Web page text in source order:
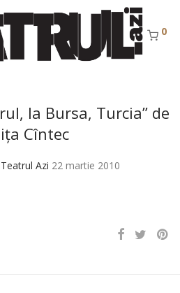
0
la Bursa, Turcia” de
Cîntec
Teatrul Azi 22 martie 2010